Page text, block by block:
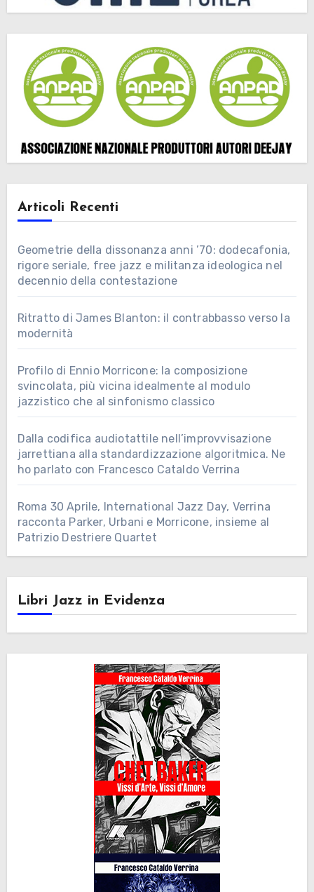
Articoli Recenti
Geometrie della dissonanza anni ’70: dodecafonia,
rigore seriale, free jazz e militanza ideologica nel
decennio della contestazione
Ritratto di James Blanton: il contrabbasso verso la
modernità
Profilo di Ennio Morricone: la composizione
svincolata, più vicina idealmente al modulo
jazzistico che al sinfonismo classico
Dalla codifica audiotattile nell’improvvisazione
jarrettiana alla standardizzazione algoritmica. Ne
ho parlato con Francesco Cataldo Verrina
Roma 30 Aprile, International Jazz Day, Verrina
racconta Parker, Urbani e Morricone, insieme al
Patrizio Destriere Quartet
Libri Jazz in Evidenza